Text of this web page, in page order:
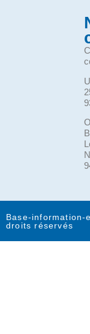
Base-
droits réservés